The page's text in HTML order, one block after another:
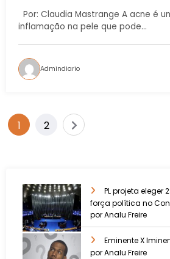
Por: Claudia Mastrange A acne é
inflamação na pele que pode…
Admindiario
1 2
PL projeta eleger
força política no
por Analu Freire
Eminente X
por Analu Freire